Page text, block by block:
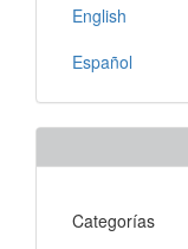
English
Español
Categorías